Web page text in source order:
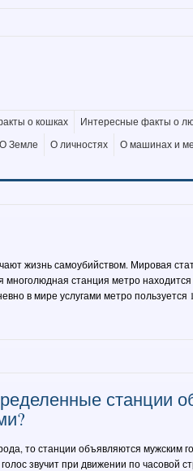
о кошках Интересные факты о
О Земле О личностях О машинах и
жизнь самоубийством. Мировая
станция метро находится
в мире услугами метро пользуется
станции
то станции объявляются мужским
звучит при движении по часовой